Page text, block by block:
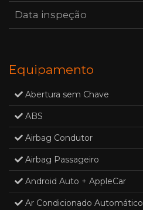
Data inspeção
Equipamento
Abertura sem Chave
ABS
Airbag Condutor
Airbag Passageiro
Android Auto + AppleCar
Ar Condicionado Automático